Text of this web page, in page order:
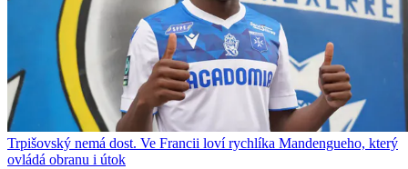
Trpišovský nemá dost. Ve Francii loví rychlíka Mandengueho, který
ovládá obranu i útok